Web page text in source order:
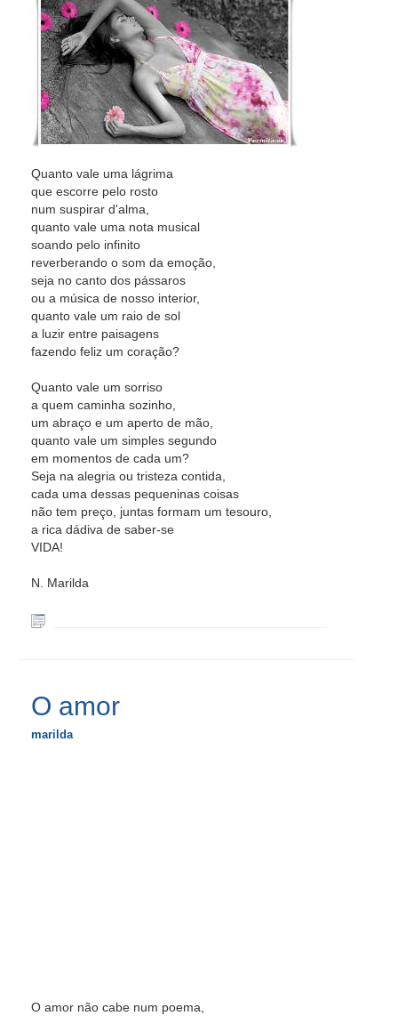
Quanto vale uma lágrima
que escorre pelo rosto
num suspirar d'alma,
quanto vale uma nota musical
soando pelo infinito
reverberando o som da emoção,
seja no canto dos pássaros
ou a música de nosso interior,
quanto vale um raio de sol
a luzir entre paisagens
fazendo feliz um coração?
Quanto vale um sorriso
a quem caminha sozinho,
um abraço e um aperto de mão,
quanto vale um simples segundo
em momentos de cada um?
Seja na alegria ou tristeza contida,
cada uma dessas pequeninas coisas
não tem preço, juntas formam um tesouro,
a rica dádiva de saber-se
VIDA!
N. Marilda
O amor
marilda
O amor não cabe num poema,